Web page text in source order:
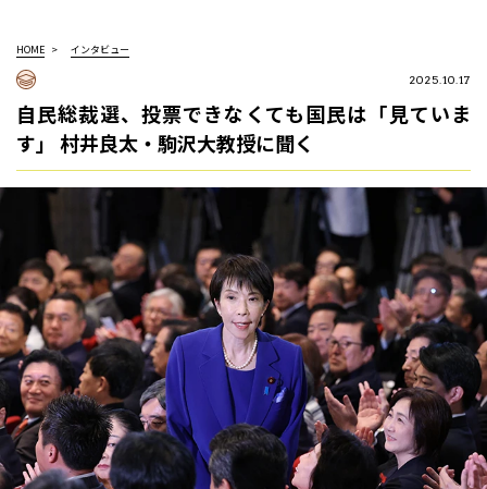
HOME インタビュー
2025.10.17
自民総裁選、投票できなくても国民は「見ていま
す」 村井良太・駒沢大教授に聞く